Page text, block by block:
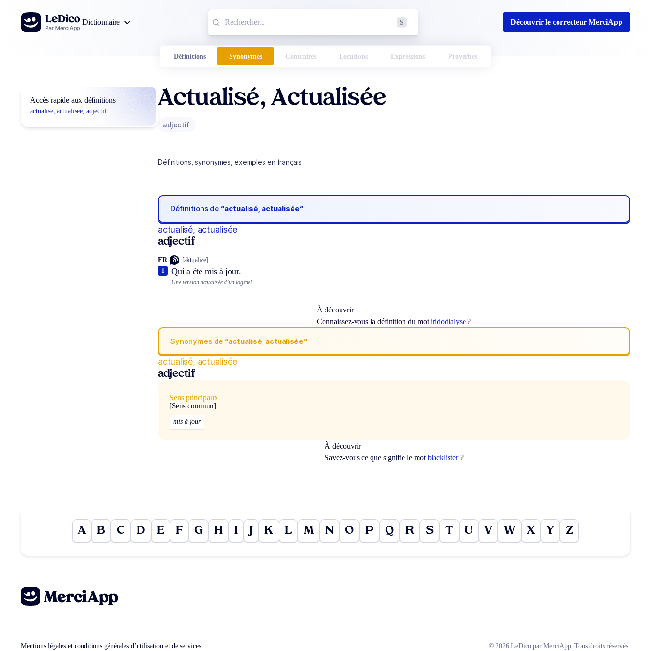
Aller au contenu
Dictionnaire
S Découvrir le correcteur MerciApp
Définitions Synonymes Contraires Locutions Expressions Proverbes
Accès rapide aux définitions
actualisé, actualisée, adjectif
Actualisé, Actualisée
adjectif
Définitions, synonymes, exemples en français
Définitions de “actualisé, actualisée“
actualisé, actualisée
adjectif
FR [aktɥalize]
Qui a été mis à jour.
1
Une version actualisée d’un logiciel.
À découvrir
Connaissez-vous la définition du motiridodialyse?
Synonymes de “actualisé, actualisée“
actualisé, actualisée
adjectif
Sens principaux
[Sens commun]
mis à jour
À découvrir
Savez-vous ce que signifie le mot blacklister?
A B C D E F G H I J K L M N O P Q R S T U V W X Y Z
Mentions légales et conditions générales d’utilisation et de services © 2026 LeDico par MerciApp. Tous droits réservés.